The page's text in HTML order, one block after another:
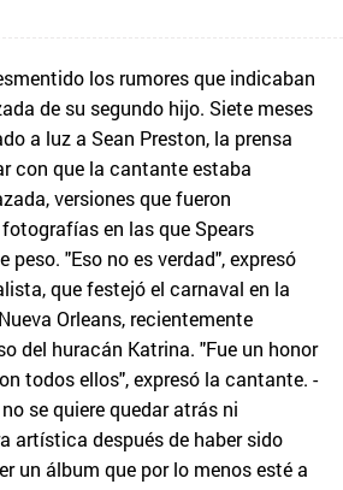
los rumores que indicaban
de su segundo hijo. Siete meses
a luz a Sean Preston, la prensa
con que la cantante estaba
versiones que fueron
en las que Spears
peso. "Eso no es verdad", expresó
que festejó el carnaval en la
Orleans, recientemente
del huracán Katrina. "Fue un honor
todos ellos", expresó la cantante. -
se quiere quedar atrás ni
artística después de haber sido
un álbum que por lo menos esté a